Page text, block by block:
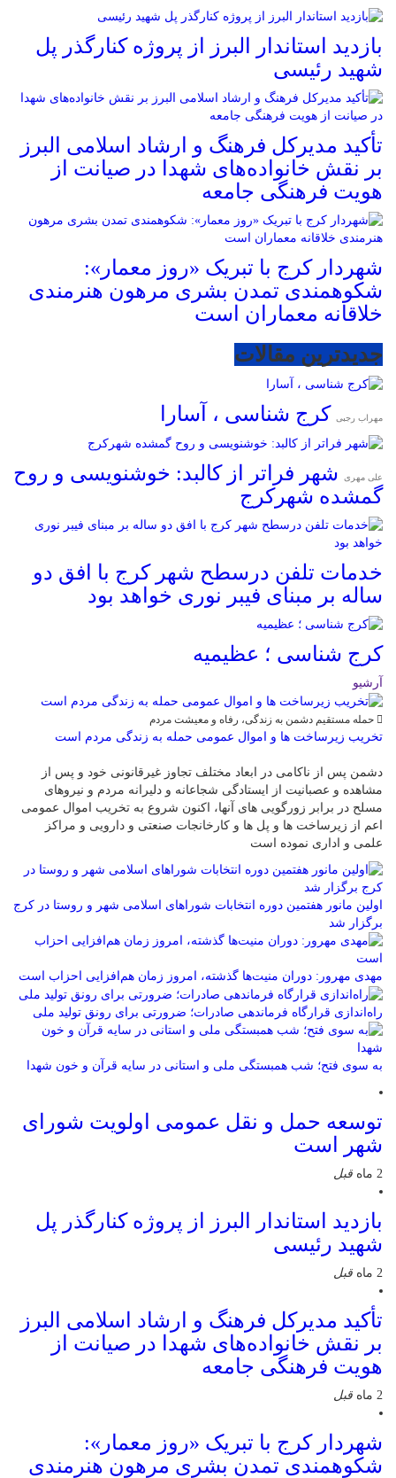
بازدید استاندار البرز از پروژه کنارگذر پل
شهید رئیسی
تأکید مدیرکل فرهنگ و ارشاد اسلامی البرز
بر نقش خانواده‌های شهدا در صیانت از
هویت فرهنگی جامعه
شهردار کرج با تبریک «روز معمار»:
شکوهمندی تمدن بشری مرهون هنرمندی
خلاقانه معماران است
جدیدترین مقالات
مهراب رجبی کرج شناسی ، آسارا
علی مهری
شهر فراتر از کالبد: خوشنویسی و روح
گمشده شهرکرج
خدمات تلفن درسطح شهر کرج با افق دو
ساله بر مبنای فیبر نوری خواهد بود
کرج شناسی ؛ عظیمیه
آرشیو
حمله مستقیم دشمن به زندگی، رفاه و معیشت مردم
تخریب زیرساخت ها و اموال عمومی حمله به زندگی مردم است
دشمن پس از ناکامی در ابعاد مختلف تجاوز غیرقانونی خود و پس از
مشاهده و عصبانیت از ایستادگی شجاعانه و دلیرانه مردم و نیروهای
مسلح در برابر زورگویی های آنها، اکنون شروع به تخریب اموال عمومی
اعم از زیرساخت ها و پل ها و کارخانجات صنعتی و دارویی و مراکز
علمی و اداری نموده است
اولین مانور هفتمین دوره انتخابات شوراهای اسلامی شهر و روستا در کرج
برگزار شد
مهدی مهرور: دوران منیت‌ها گذشته، امروز زمان هم‌افزایی احزاب است
راه‌اندازی قرارگاه فرماندهی صادرات؛ ضرورتی برای رونق تولید ملی
به سوی فتح؛ شب همبستگی ملی و استانی در سایه قرآن و خون شهدا
توسعه حمل و نقل عمومی اولویت شورای
شهر است
2 ماه قبل
بازدید استاندار البرز از پروژه کنارگذر پل
شهید رئیسی
2 ماه قبل
تأکید مدیرکل فرهنگ و ارشاد اسلامی البرز
بر نقش خانواده‌های شهدا در صیانت از
هویت فرهنگی جامعه
2 ماه قبل
شهردار کرج با تبریک «روز معمار»:
شکوهمندی تمدن بشری مرهون هنرمندی